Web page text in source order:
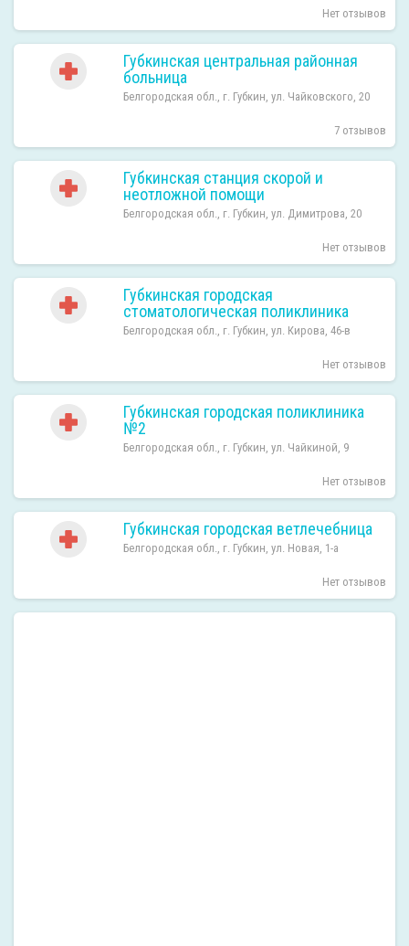
Нет отзывов
Губкинская центральная районная
больница
Белгородская обл., г. Губкин, ул. Чайковского, 20
7 отзывов
Губкинская станция скорой и
неотложной помощи
Белгородская обл., г. Губкин, ул. Димитрова, 20
Нет отзывов
Губкинская городская
стоматологическая поликлиника
Белгородская обл., г. Губкин, ул. Кирова, 46-в
Нет отзывов
Губкинская городская поликлиника
№2
Белгородская обл., г. Губкин, ул. Чайкиной, 9
Нет отзывов
Губкинская городская ветлечебница
Белгородская обл., г. Губкин, ул. Новая, 1-а
Нет отзывов